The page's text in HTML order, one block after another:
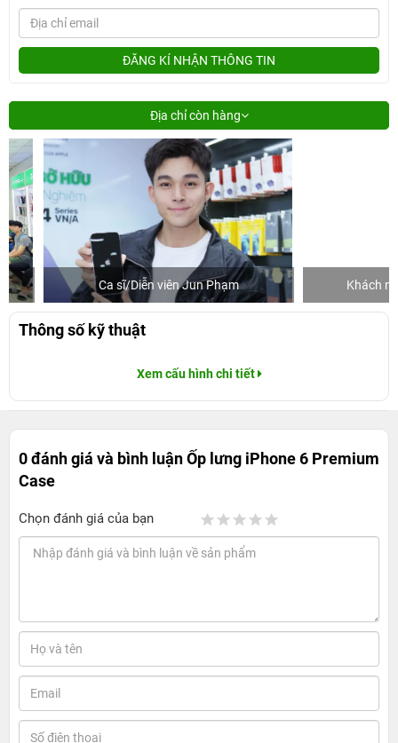
ĐĂNG KÍ NHẬN THÔNG TIN
Địa chỉ còn hàng
Ca sĩ/Diễn viên Jun Phạm Khách mua
Thông số kỹ thuật
Xem cấu hình chi tiết
0 đánh giá và bình luậnỐp lưng iPhone 6 Premium
Case
Chọn đánh giá của bạn